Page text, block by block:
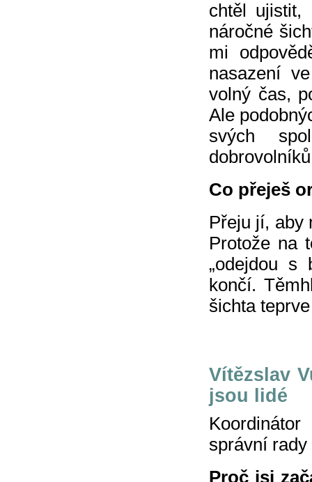
chtěl
náročné
mi
nasazení
volný čas,
Ale
svých
Co přeješ
Přeju jí, aby
Protože na
„odejdou s
končí.
šichta
Vítězslav
jsou lidé
správní rady
Proč jsi